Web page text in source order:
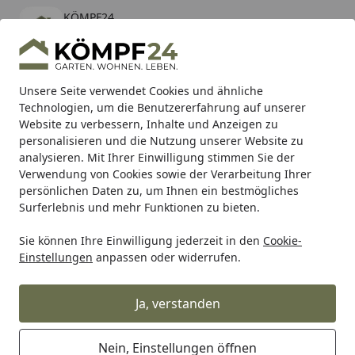
Unsere Seite verwendet Cookies und ähnliche
Technologien, um die Benutzererfahrung auf unserer
Website zu verbessern, Inhalte und Anzeigen zu
personalisieren und die Nutzung unserer Website zu
analysieren. Mit Ihrer Einwilligung stimmen Sie der
Verwendung von Cookies sowie der Verarbeitung Ihrer
persönlichen Daten zu, um Ihnen ein bestmögliches
Surferlebnis und mehr Funktionen zu bieten.
Sie können Ihre Einwilligung jederzeit in den Cookie-
Einstellungen anpassen oder widerrufen.
Ja, verstanden
Nein, Einstellungen öffnen
KÖMPF24
kostenlos - Im App Store
Hotline
Alle Produkte
Mein Konto
Suchen
Karibu Pools inkl. gratis Sandfilteranlage & Pool-
Starterset (Gesamtwert bis 468,99€)
Startseite
Grill Weber PANEL RHS ASSEMBLY SPIRIT 20 EXP (68881)
Weber PANEL RHS ASSEMBLY SPIRIT
20 EXP (68881)